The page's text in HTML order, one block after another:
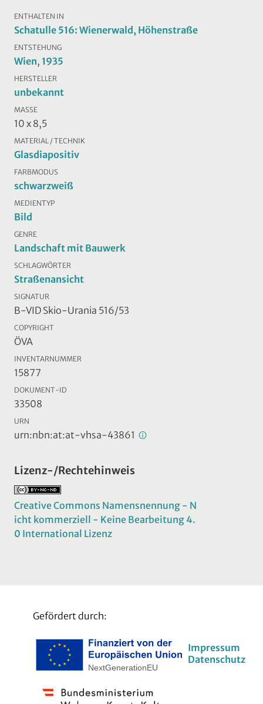
ENTHALTEN IN
Schatulle 516: Wienerwald, Höhenstraße
ENTSTEHUNG
Wien, 1935
HERSTELLER
unbekannt
MASSE
10 x 8,5
MATERIAL / TECHNIK
Glasdiapositiv
FARBMODUS
schwarzweiß
MEDIENTYP
Bild
GENRE
Landschaft mit Bauwerk
SCHLAGWÖRTER
Straßenansicht
SIGNATUR
B-VID Skio-Urania 516/53
COPYRIGHT
ÖVA
INVENTARNUMMER
15877
DOKUMENT-ID
33508
URN
urn:nbn:at:at-vhsa-43861
Lizenz-/Rechtehinweis
Creative Commons Namensnennung - N
icht kommerziell - Keine Bearbeitung 4.
0 International Lizenz
Gefördert durch:
Impressum
Datenschutz